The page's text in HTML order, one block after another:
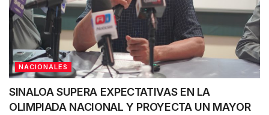
NACIONALES
SINALOA SUPERA EXPECTATIVAS EN LA
OLIMPIADA NACIONAL Y PROYECTA UN MAYOR